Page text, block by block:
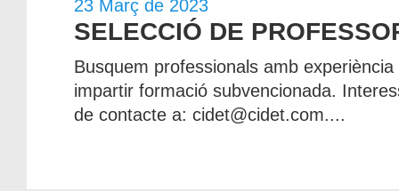
23 Març de 2023
SELECCIÓ DE
Busquem professionals amb
impartir formació subvencionada.
de contacte a: cidet@cidet.com....